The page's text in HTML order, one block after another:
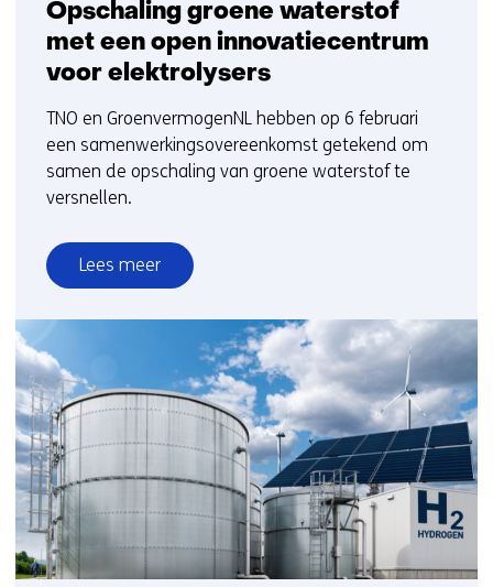
Opschaling groene waterstof
met een open innovatiecentrum
voor elektrolysers
TNO en GroenvermogenNL hebben op 6 februari
een samenwerkingsovereenkomst getekend om
samen de opschaling van groene waterstof te
versnellen.
Lees meer
over
Opschaling
met
een
open
innovatiecentrum
voor